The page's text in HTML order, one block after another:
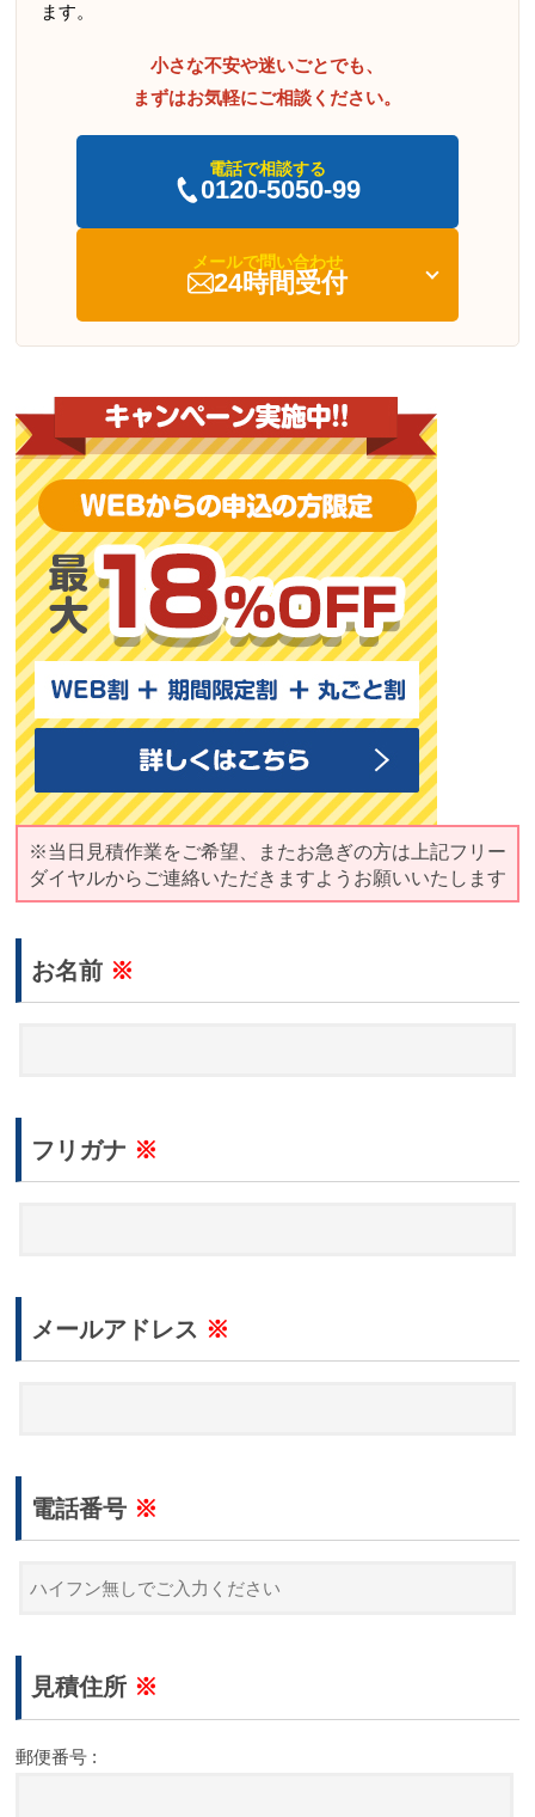
ます。
小さな不安や迷いごとでも、
まずはお気軽にご相談ください。
電話で相談する
0120-5050-99
メールで問い合わせ
24時間受付
※当日見積作業をご希望、またお急ぎの方は上記フリー
ダイヤルからご連絡いただきますようお願いいたします
お名前 ※
フリガナ ※
メールアドレス ※
電話番号 ※
見積住所 ※
郵便番号 :